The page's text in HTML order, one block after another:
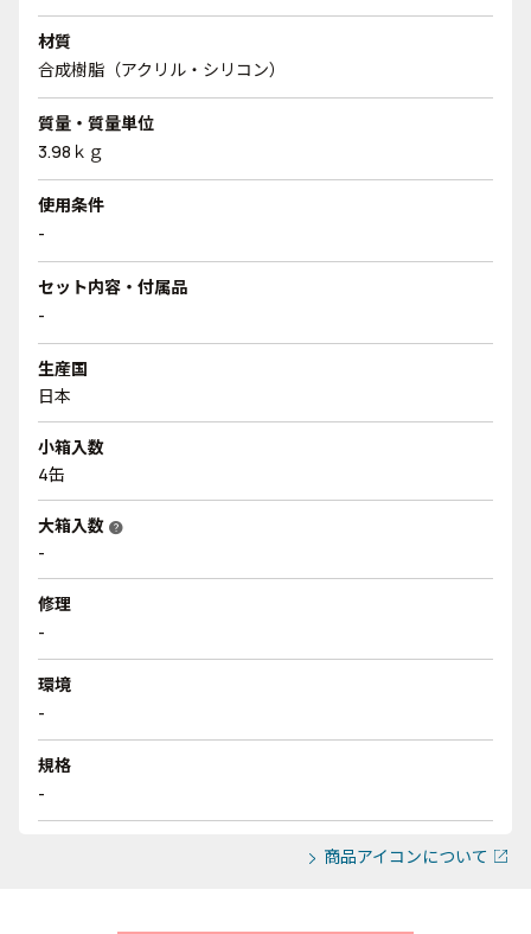
材質
合成樹脂（アクリル・シリコン）
質量・質量単位
3.98ｋｇ
使用条件
-
セット内容・付属品
-
生産国
日本
小箱入数
4缶
大箱入数 help
-
修理
-
環境
-
規格
-
商品アイコンについて